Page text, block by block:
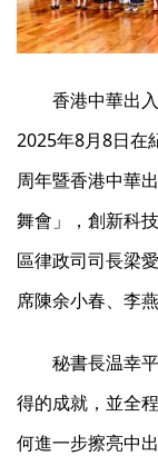
香港中華出
2025年8月8日在
周年暨香港中華
舞會」，創新科
區律政司司長梁
席陳余小春、李
秘書長温幸
得的成就，並全
何進一步擦亮中